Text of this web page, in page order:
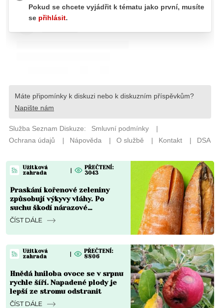
Užitková
zahrada
|
PŘEČTENÍ:
3043
Praskání kořenové zeleniny
způsobují výkyvy vláhy. Po
suchu škodí nárazové
přemokření
ČÍST DÁLE
Užitková
zahrada
|
PŘEČTENÍ:
8806
Hnědá hniloba ovoce se v srpnu
rychle šíří. Napadené plody je
lepší ze stromu odstranit
ČÍST DÁLE